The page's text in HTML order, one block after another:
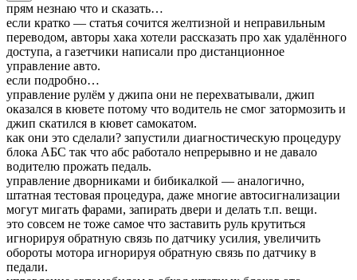
прям незнаю что и сказать…
если кратко — статья сочится желтизной и неправильным
переводом, авторы хака хотели рассказать про хак удалённого
доступа, а газетчики написали про дистанционное
управление авто.
если подробно…
управление рулём у джипа они не перехватывали, джип
оказался в кювете потому что водитель не смог затормозить и
джип скатился в кювет самокатом.
как они это сделали? запустили диагностическую процедуру
блока АБС так что абс работало непрерывно и не давало
водителю прожать педаль.
управление дворниками и бибикалкой — аналогично,
штатная тестовая процедура, даже многие автосигнализации
могут мигать фарами, запирать двери и делать т.п. вещи.
это совсем не тоже самое что заставить руль крутиться
игнорируя обратную связь по датчику усилия, увеличить
обороты мотора игнорируя обратную связь по датчику в
педали.